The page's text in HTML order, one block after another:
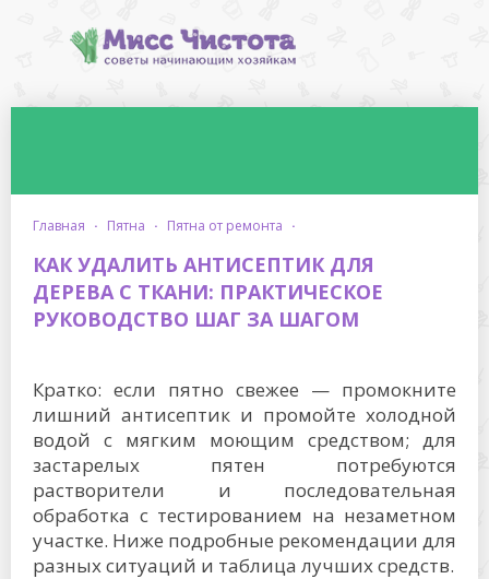
главная · пятна · пятна от ремонта ·
КАК УДАЛИТЬ АНТИСЕПТИК ДЛЯ
ДЕРЕВА С ТКАНИ: ПРАКТИЧЕСКОЕ
РУКОВОДСТВО ШАГ ЗА ШАГОМ
Кратко: если пятно свежее — промокните
лишний антисептик и промойте холодной
водой с мягким моющим средством; для
застарелых пятен потребуются
растворители и последовательная
обработка с тестированием на незаметном
участке. Ниже подробные рекомендации для
разных ситуаций и таблица лучших средств.